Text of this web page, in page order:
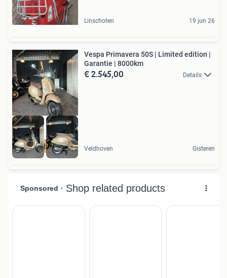
Linschoten 19 jun 26
Limited edition
Vespa Primavera 50S | Limited edition |
Garantie | 8000km
€ 2.545,00 Details
Veldhoven Gisteren